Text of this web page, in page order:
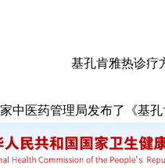
基孔肯雅热诊疗
中医药管理局发布了《基